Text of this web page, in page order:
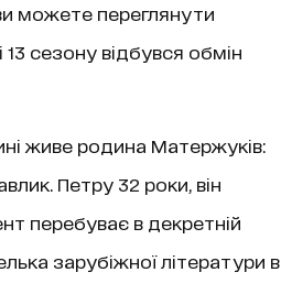
можете переглянути
13 сезону відбувся обмін
живе родина Матержуків:
Петру 32 роки, він
перебуває в декретній
зарубіжної літератури в